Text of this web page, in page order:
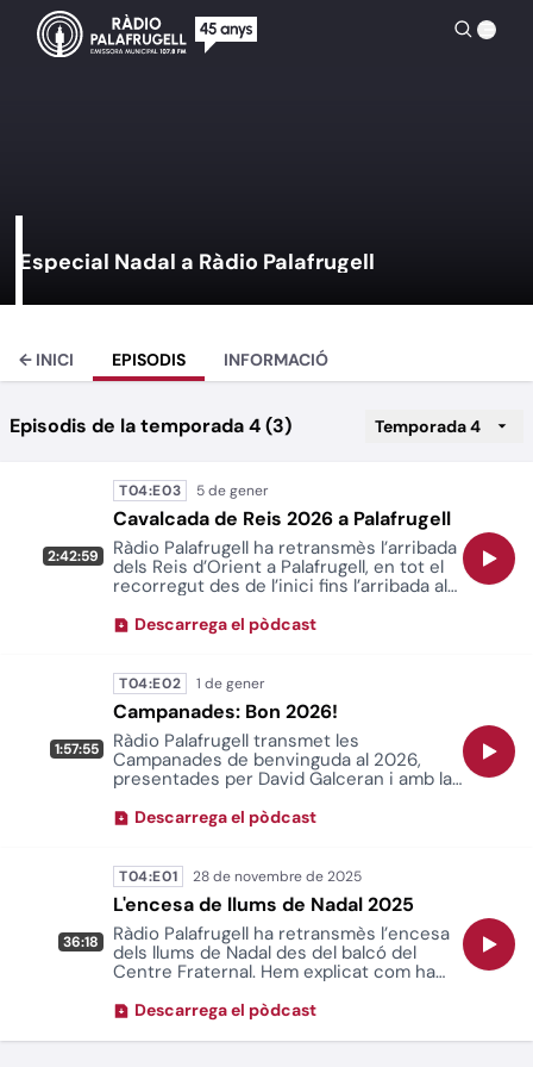
Especial Nadal a Ràdio Palafrugell
← INICI EPISODIS INFORMACIÓ
Episodis de la temporada 4 (3) Temporada 4
2:42:59
T04:E03
Cavalcada de Reis 2026 a Palafrugell
Ràdio Palafrugell ha retransmès l’arribada
dels Reis d’Orient a Palafrugell, en tot el
recorregut des de l’inici fins l’arribada al
els parlaments des del balcó del Museu
Vilà i Ferran Castelló.
Descarrega el pòdcast
1:57:55
T04:E02
Campanades: Bon 2026!
Ràdio Palafrugell transmet les
Campanades de benvinguda al 2026,
presentades per David Galceran i amb la
Descarrega el pòdcast
36:18
T04:E01
L'encesa de llums de Nadal 2025
Ràdio Palafrugell ha retransmès l’encesa
dels llums de Nadal des del balcó del
Centre Fraternal. Hem explicat com ha
de sortida al Nadal.
Descarrega el pòdcast